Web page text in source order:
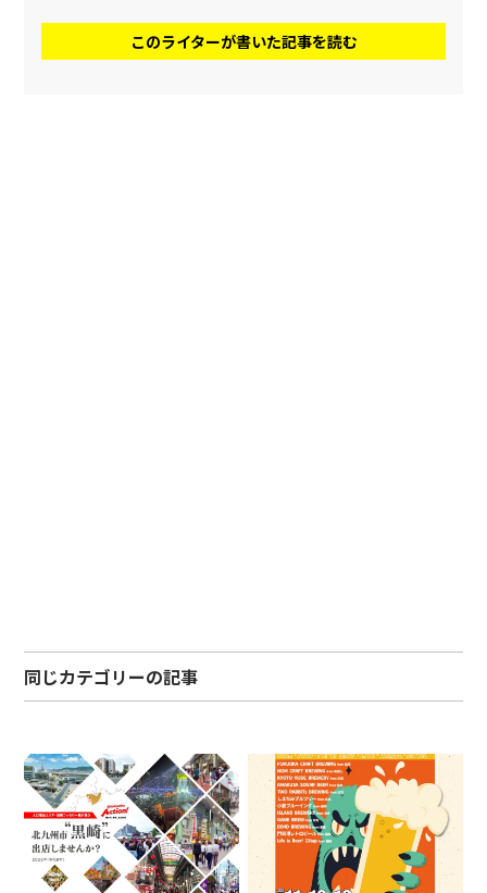
このライターが書いた記事を読む
同じカテゴリーの記事